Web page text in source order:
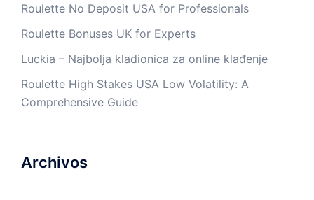
Roulette No Deposit USA for Professionals
Roulette Bonuses UK for Experts
Luckia – Najbolja kladionica za online klađenje
Roulette High Stakes USA Low Volatility: A
Comprehensive Guide
Archivos